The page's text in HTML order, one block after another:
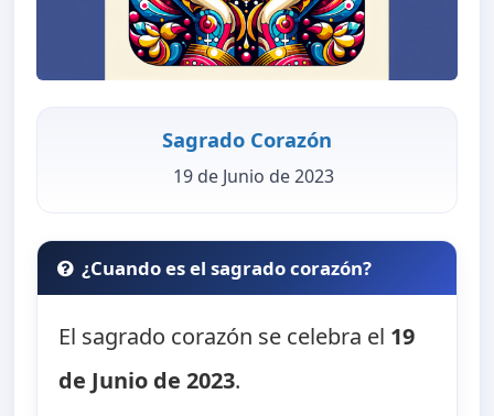
Sagrado Corazón
19 de Junio de 2023
¿Cuando es el sagrado corazón?
El sagrado corazón se celebra el 19
de Junio de 2023.